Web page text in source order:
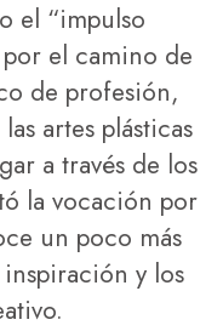
el “impulso
el camino de
de profesión,
artes plásticas
a través de los
la vocación por
un poco más
y los